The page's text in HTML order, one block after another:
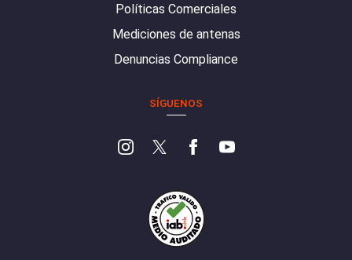
Políticas Comerciales
Mediciones de antenas
Denuncias Compliance
SÍGUENOS